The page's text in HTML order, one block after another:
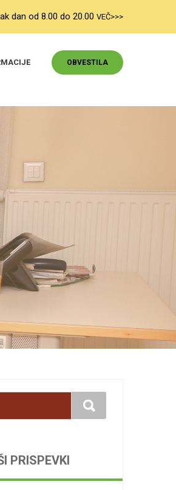
dan od 8.00 do 20.00 VEČ>>>
OBVESTILA
PRISPEVKI